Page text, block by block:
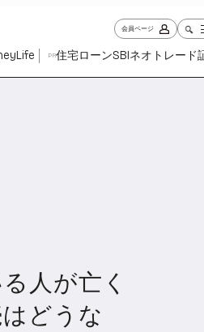
会員ページ
Life PR住宅ローンSBIネオトレード
1261Life
人が亡く
どうな